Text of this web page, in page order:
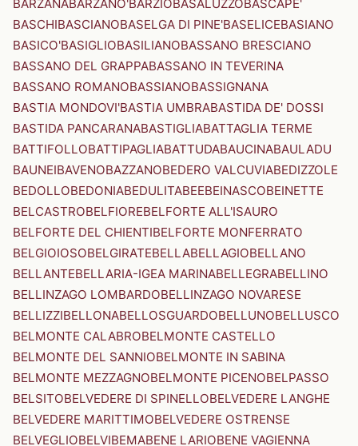
BARZANABARZANO'BARZIOBASALUZZOBASCAPE'
BASCHIBASCIANOBASELGA DI PINE'BASELICEBASIANO
BASICO'BASIGLIOBASILIANOBASSANO BRESCIANO
BASSANO DEL GRAPPABASSANO IN TEVERINA
BASSANO ROMANOBASSIANOBASSIGNANA
BASTIA MONDOVI'BASTIA UMBRABASTIDA DE' DOSSI
BASTIDA PANCARANABASTIGLIABATTAGLIA TERME
BATTIFOLLOBATTIPAGLIABATTUDABAUCINABAULADU
BAUNEIBAVENOBAZZANOBEDERO VALCUVIABEDIZZOLE
BEDOLLOBEDONIABEDULITABEEBEINASCOBEINETTE
BELCASTROBELFIOREBELFORTE ALL'ISAURO
BELFORTE DEL CHIENTIBELFORTE MONFERRATO
BELGIOIOSOBELGIRATEBELLABELLAGIOBELLANO
BELLANTEBELLARIA-IGEA MARINABELLEGRABELLINO
BELLINZAGO LOMBARDOBELLINZAGO NOVARESE
BELLIZZIBELLONABELLOSGUARDOBELLUNOBELLUSCO
BELMONTE CALABROBELMONTE CASTELLO
BELMONTE DEL SANNIOBELMONTE IN SABINA
BELMONTE MEZZAGNOBELMONTE PICENOBELPASSO
BELSITOBELVEDERE DI SPINELLOBELVEDERE LANGHE
BELVEDERE MARITTIMOBELVEDERE OSTRENSE
BELVEGLIOBELVIBEMABENE LARIOBENE VAGIENNA